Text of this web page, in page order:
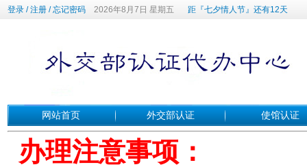
登录/注册/忘记密码 2026年8月7日 星期五 距『七夕情人节』还有12天
网站首页 外交部认证 使馆认证
办理注意事项：